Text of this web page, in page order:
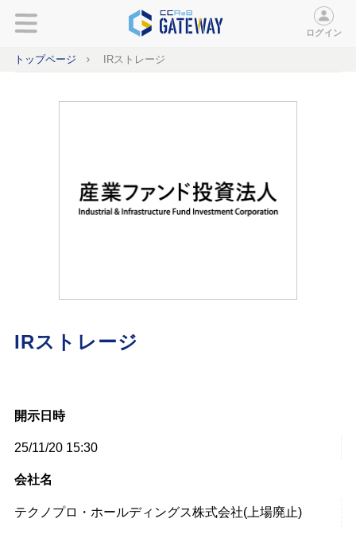
ログイン
トップページ IRストレージ
IRストレージ
開示日時
25/11/20 15:30
会社名
テクノプロ・ホールディングス株式会社(上場廃止)